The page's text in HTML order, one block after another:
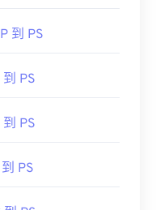
到 PS
到 PS
PS
PS